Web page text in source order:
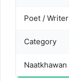
Poet / Writer
Category